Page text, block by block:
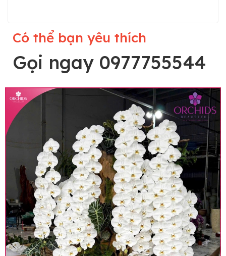
Lưu ý trước khi đặt hàng
• Về cây hoa: Một chậu hoa lan hồ điệp đẹp và
hoàn chỉnh sẽ được phối ghép từ nhiều cây hoa
và tạo dáng hoàn toàn thủ công nên có thể sẽ
khác nhau đôi chút giữa sản phẩm thực tế và
Có thể bạn yêu thích
Gọi ngay 0977755544